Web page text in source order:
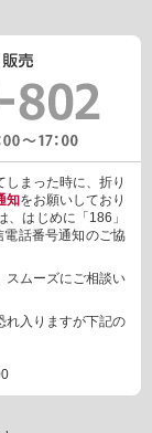
しまった時に、折り
知をお願いしており
はじめに「186」
話番号通知のご協
スムーズにご相談い
れ入りますが下記の